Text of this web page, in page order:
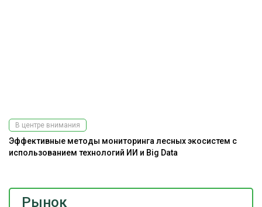
Рынок
В центре внимания
Эффективные методы мониторинга лесных экосистем с
использованием технологий ИИ и Big Data